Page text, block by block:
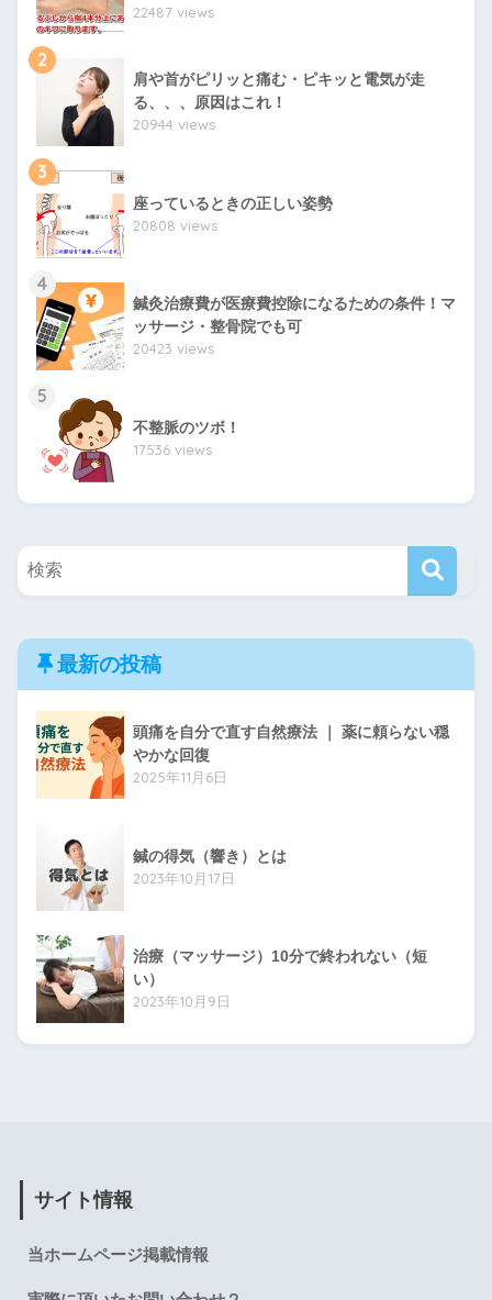
22487 views
2
肩や首がピリッと痛む・ピキッと電気が走
る、、、原因はこれ！
20944 views
3
座っているときの正しい姿勢
20808 views
4
鍼灸治療費が医療費控除になるための条件！マ
ッサージ・整骨院でも可
20423 views
5
不整脈のツボ！
17536 views
最新の投稿
頭痛を自分で直す自然療法 ｜ 薬に頼らない穏
やかな回復
2025年11月6日
鍼の得気（響き）とは
2023年10月17日
治療（マッサージ）10分で終われない（短
い）
2023年10月9日
サイト情報
当ホームページ掲載情報